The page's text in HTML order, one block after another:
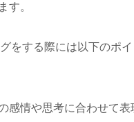
す。
をする際には以下のポ
感情や思考に合わせて表